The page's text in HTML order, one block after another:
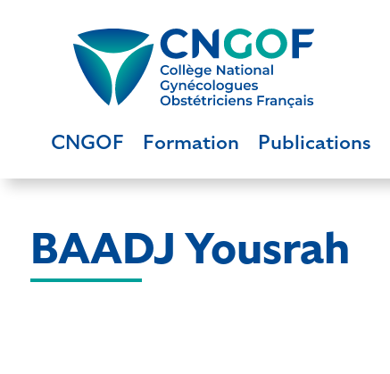
CNGOF Formation Publications
BAADJ Yousrah